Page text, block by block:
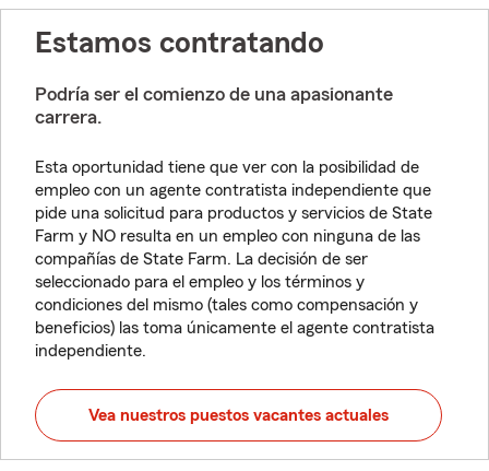
Estamos contratando
Podría ser el comienzo de una apasionante
carrera.
Esta oportunidad tiene que ver con la posibilidad de
empleo con un agente contratista independiente que
pide una solicitud para productos y servicios de State
Farm y NO resulta en un empleo con ninguna de las
compañías de State Farm. La decisión de ser
seleccionado para el empleo y los términos y
condiciones del mismo (tales como compensación y
beneficios) las toma únicamente el agente contratista
independiente.
Vea nuestros puestos vacantes actuales